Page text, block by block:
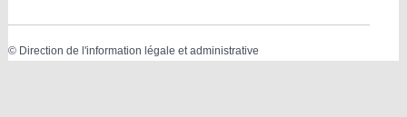
© Direction de l'information légale et administrative